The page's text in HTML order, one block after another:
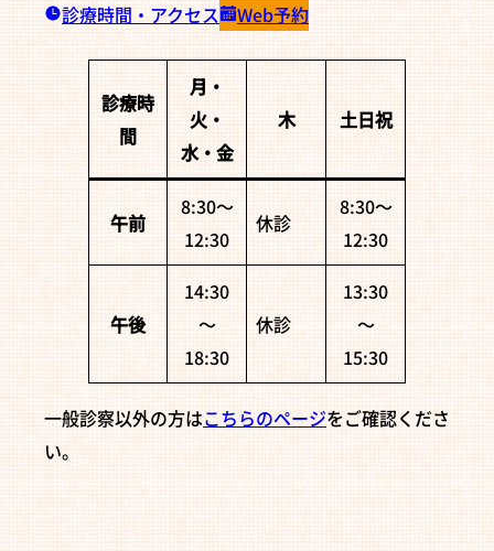
診療時間・アクセス Web予約
診療時
間
月・
火・
水・金
木 土日祝
午前
8:30〜
12:30
休診
8:30〜
12:30
午後
14:30
〜
18:30
休診
13:30
〜
15:30
一般診察以外の方はこちらのページをご確認くださ
い。